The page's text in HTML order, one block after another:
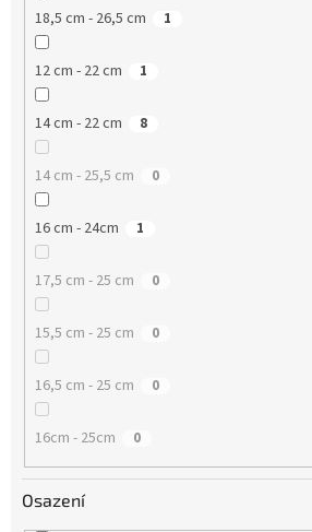
18,5 cm - 26,5 cm 1
12 cm - 22 cm 1
14 cm - 22 cm 8
14 cm - 25,5 cm 0
16 cm - 24cm 1
17,5 cm - 25 cm 0
15,5 cm - 25 cm 0
16,5 cm - 25 cm 0
16cm - 25cm 0
Osazení